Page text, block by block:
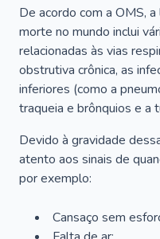
De acordo com a OMS,
morte no mundo inclui
relacionadas às vias
obstrutiva crônica, as
inferiores (como a
traqueia e brônquios e a
Devido à gravidade
atento aos sinais de
por exemplo:
Cansaço sem